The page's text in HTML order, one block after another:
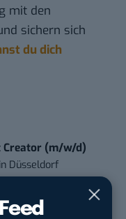
mit den
sichern sich
du dich
Creator (m/w/d)
in Düsseldorf